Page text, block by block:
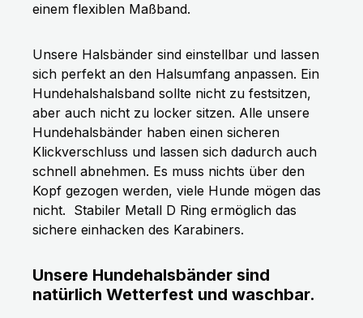
einem flexiblen Maßband.
Unsere Halsbänder sind einstellbar und lassen
sich perfekt an den Halsumfang anpassen. Ein
Hundehalshalsband sollte nicht zu festsitzen,
aber auch nicht zu locker sitzen. Alle unsere
Hundehalsbänder haben einen sicheren
Klickverschluss und lassen sich dadurch auch
schnell abnehmen. Es muss nichts über den
Kopf gezogen werden, viele Hunde mögen das
nicht. Stabiler Metall D Ring ermöglich das
sichere einhacken des Karabiners.
Unsere Hundehalsbänder sind
natürlich Wetterfest und waschbar.